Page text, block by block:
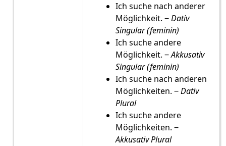
Ich suche nach anderer
Möglichkeit. ‒Dativ
Singular (feminin)
Ich suche andere
Möglichkeit. ‒Akkusativ
Singular (feminin)
Ich suche nach anderen
Möglichkeiten. ‒Dativ
Plural
Ich suche andere
Möglichkeiten. ‒
Akkusativ Plural